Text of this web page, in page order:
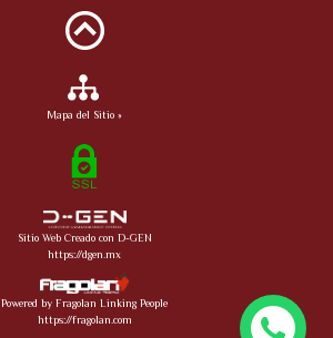
Mapa del Sitio »
Sitio Web Creado con D-GEN
https://dgen.mx
Powered by Fragolan Linking People
https://fragolan.com